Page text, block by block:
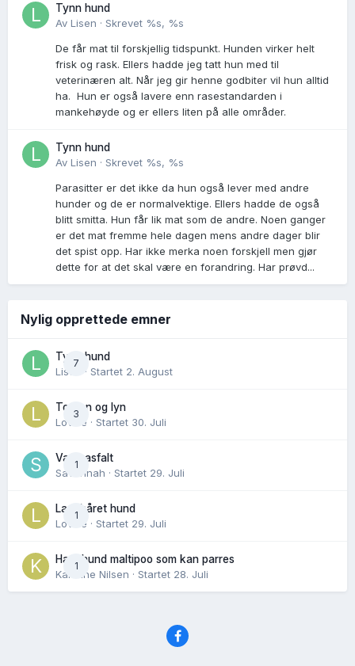
Tynn hund
Av Lisen · Skrevet %s, %s
De får mat til forskjellig tidspunkt. Hunden virker helt
frisk og rask. Ellers hadde jeg tatt hun med til
veterinæren alt. Når jeg gir henne godbiter vil hun alltid
ha. Hun er også lavere enn rasestandarden i
mankehøyde og er ellers liten på alle områder.
Tynn hund
Av Lisen · Skrevet %s, %s
Parasitter er det ikke da hun også lever med andre
hunder og de er normalvektige. Ellers hadde de også
blitt smitta. Hun får lik mat som de andre. Noen ganger
er det mat fremme hele dagen mens andre dager blir
det spist opp. Har ikke merka noen forskjell men gjør
dette for at det skal være en forandring. Har prøvd...
Nylig opprettede emner
7
Tynn hund
Lisen
· Startet 2. August
3
Torden og lyn
Lovise · Startet 30. Juli
1
Varm asfalt
Savannah · Startet 29. Juli
1
Langhåret hund
Lovise · Startet 29. Juli
1
Hannhund maltipoo som kan parres
Karoline Nilsen · Startet 28. Juli